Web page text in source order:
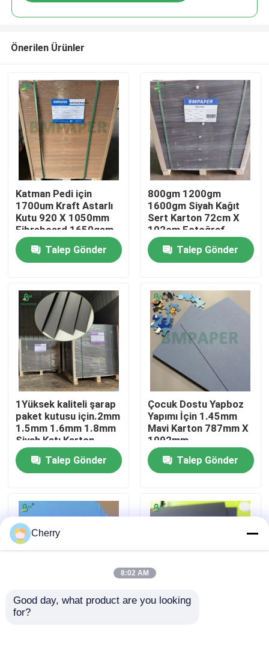
Ana sayfa
Ürünler
Hakkımızda
Fabrika turu
Kalite kontrol
Bize ulaşın
Haberler
CAD Plotter kağıdı
Önerilen Ürünler
Katman Pedi için
1700um Kraft Astarlı
Kutu 920 X 1050mm
Fibreboard 1650gsm
Talep Gönder
800gm 1200gm
1600gm Siyah Kağıt
Sert Karton 72cm X
102cm Fotoğraf
Çerçeve
Talep Gönder
1Yüksek kaliteli şarap
paket kutusu için.2mm
1.5mm 1.6mm 1.8mm
Siyah Katı Karton
Talep Gönder
Çocuk Dostu Yapboz
Yapımı İçin 1.45mm
Mavi Karton 787mm X
1092mm
Talep Gönder
Güçlü Tam Mavi Renkli
Cherry
8:02 AM
Good day, what product are you looking
for?